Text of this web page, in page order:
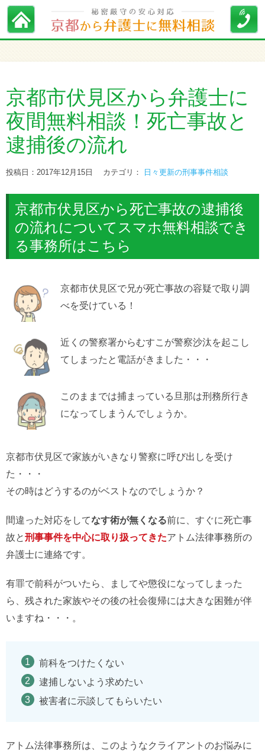
京都市伏見区から弁護士に
夜間無料相談！死亡事故と
逮捕後の流れ
投稿日：2017年12月15日 カテゴリ： 日々更新の刑事事件相談
京都市伏見区から死亡事故の逮捕後
の流れについてスマホ無料相談でき
る事務所はこちら
京都市伏見区で兄が死亡事故の容疑で取り調
べを受けている！
近くの警察署からむすこが警察沙汰を起こし
てしまったと電話がきました・・・
このままでは捕まっている旦那は刑務所行き
になってしまうんでしょうか。
京都市伏見区で家族がいきなり警察に呼び出しを受け
た・・・
その時はどうするのがベストなのでしょうか？
間違った対応をしてなす術が無くなる前に、すぐに死亡事
故と刑事事件を中心に取り扱ってきたアトム法律事務所の
弁護士に連絡です。
有罪で前科がついたら、ましてや懲役になってしまった
ら、残された家族やその後の社会復帰には大きな困難が伴
いますね・・・。
前科をつけたくない
逮捕しないよう求めたい
被害者に示談してもらいたい
アトム法律事務所は、このようなクライアントのお悩みに